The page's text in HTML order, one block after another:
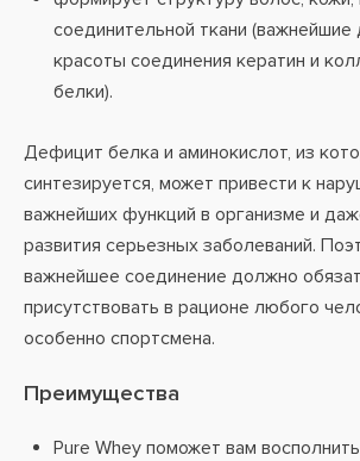
соединительной ткани
красоты соединения кератин и
белки).
Дефицит белка и аминокислот, из
синтезируется, может привести к
важнейших функций в организме и
развития серьезных заболеваний.
важнейшее соединение должно
присутствовать в рационе любого
особенно спортсмена.
Преимущества
Pure Whey поможет вам